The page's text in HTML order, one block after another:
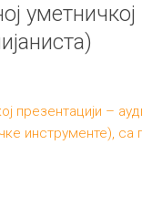
презентацији –
инструменте),